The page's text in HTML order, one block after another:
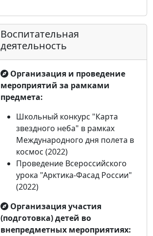
Воспитательная
деятельность
Организация и проведение
мероприятий за рамками
предмета:
Школьный конкурс "Карта
звездного неба" в рамках
Международного дня полета в
космос (2022)
Проведение Всероссийского
урока "Арктика-Фасад России"
(2022)
Организация участия
(подготовка) детей во
внепредметных мероприятиях: